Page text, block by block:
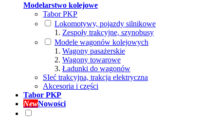
Modelarstwo kolejowe
Tabor PKP
Lokomotywy, pojazdy silnikowe
Zespoły trakcyjne, szynobusy
Modele wagonów kolejowych
Wagony pasażerskie
Wagony towarowe
Ładunki do wagonów
SIeć trakcyjna, trakcja elektryczna
Akcesoria i części
Tabor PKP
NewNowości